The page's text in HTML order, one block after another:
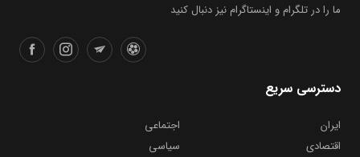
ما را در تلگرام و اینستاگرام نیز دنبال کنید
دسترسی سریع
ایران
اجتماعی
اقتصادی
سیاسی